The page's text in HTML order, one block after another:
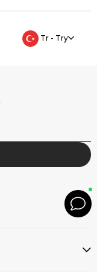
Tr - Try